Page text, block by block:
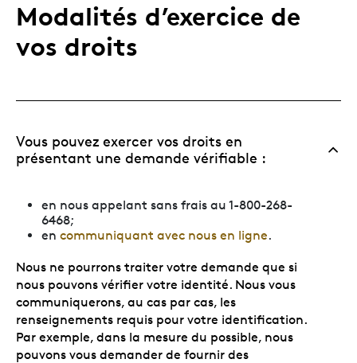
Modalités d’exercice de
vos droits
Vous pouvez exercer vos droits en
présentant une demande vérifiable :
en nous appelant sans frais au 1-800-268-
6468;
en communiquant avec nous en ligne.
Nous ne pourrons traiter votre demande que si
nous pouvons vérifier votre identité. Nous vous
communiquerons, au cas par cas, les
renseignements requis pour votre identification.
Par exemple, dans la mesure du possible, nous
pouvons vous demander de fournir des